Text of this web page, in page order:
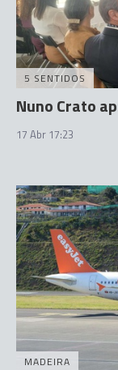
5 SENTIDOS
Nuno Crato
17 Abr 17:23
MADEIRA